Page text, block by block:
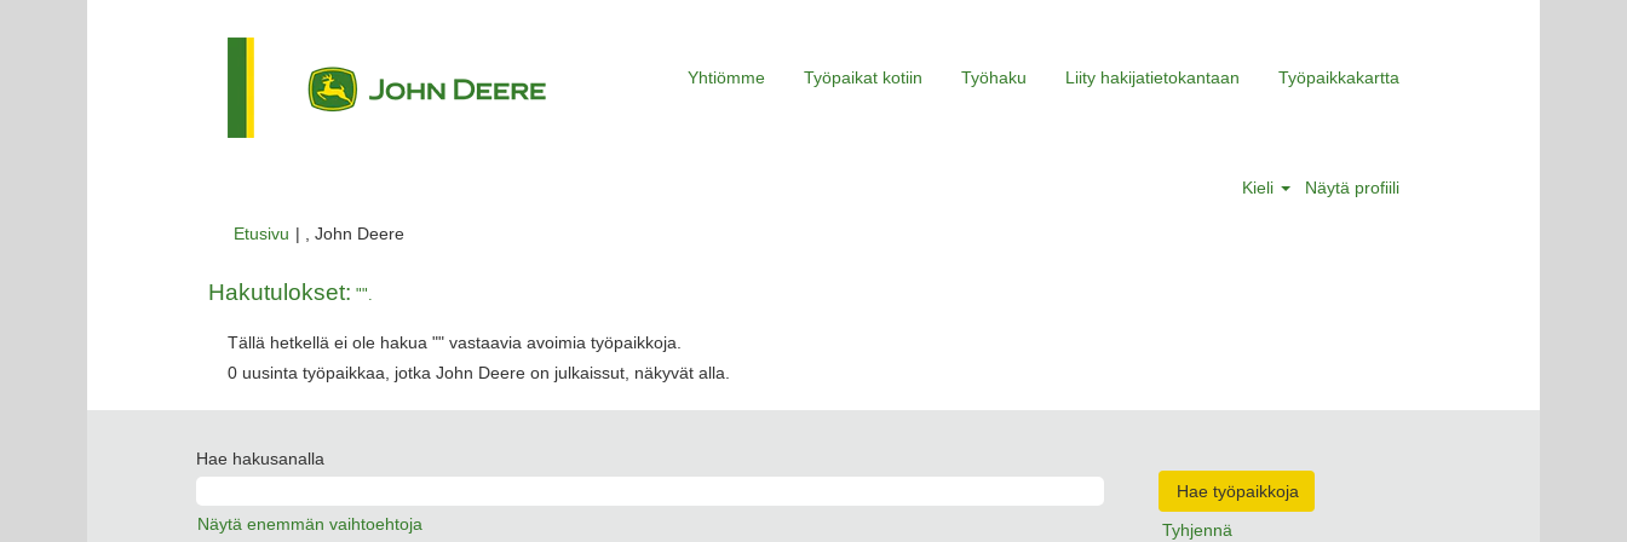
Yhtiömme Työpaikat kotiin Työhaku Liity hakijatietokantaan Työpaikkakartta
Kieli Näytä profiili
Etusivu | , John Deere(nykyinen
Hakutulokset: "".
Tällä hetkellä ei ole hakua "" vastaavia avoimia työpaikkoja.
0 uusinta työpaikkaa, jotka John Deere on julkaissut, näkyvät alla.
Hae hakusanalla
Näytä enemmän vaihtoehtoja Tyhjennä